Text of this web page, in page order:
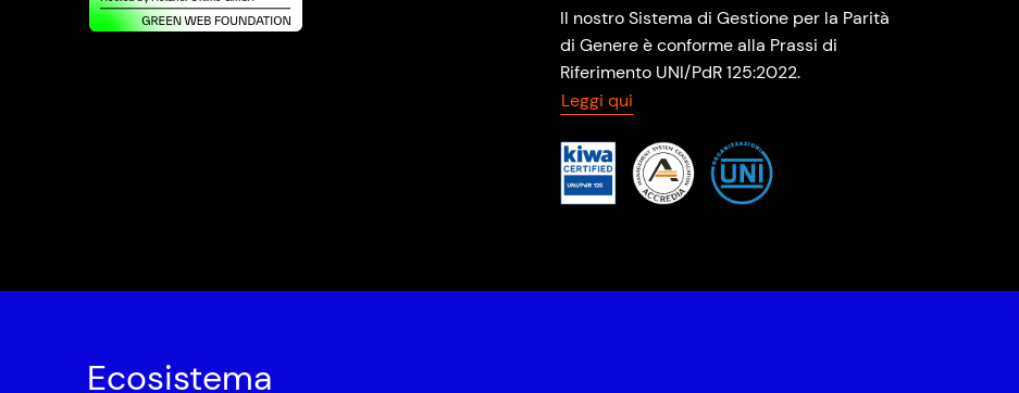
Il nostro Sistema di Gestione per la Parità
di Genere è conforme alla Prassi di
Riferimento UNI/PdR 125:2022.
Leggi qui
Ecosistema